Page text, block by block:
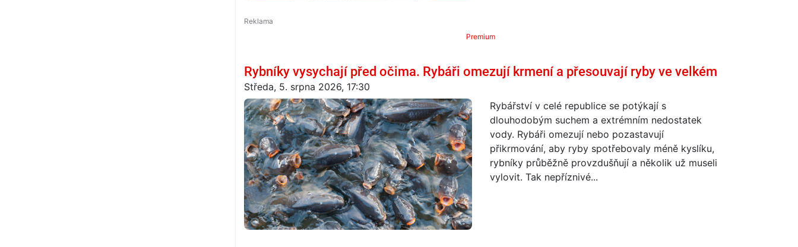
Premium
Rybníky vysychají před očima. Rybáři omezují krmení a přesouvají ryby ve velkém
Středa, 5. srpna 2026, 17:30
Rybářství v celé republice se potýkají s
dlouhodobým suchem a extrémním nedostatek
vody. Rybáři omezují nebo pozastavují
přikrmování, aby ryby spotřebovaly méně kyslíku,
rybníky průběžně provzdušňují a několik už museli
vylovit. Tak nepříznivé...